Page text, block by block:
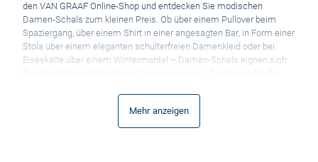
den VAN GRAAF Online-Shop und entdecken Sie modischen
Damen-Schals zum kleinen Preis. Ob über einem Pullover beim
Spaziergang, über einem Shirt in einer angesagten Bar, in Form einer
Stola über einem eleganten schulterfreien Damenkleid oder bei
Eiseskälte über einem Wintermantel – Damen-Schals eignen sich
auch nicht selten als reines Fashion-Accessoire gehandelt. Gern
gesehen sind vor allem Loopschals – aus dicker Baumwolle oder
auch aus feinerem Material sind sie ein absolutes Must-have, denn
Mehr anzeigen